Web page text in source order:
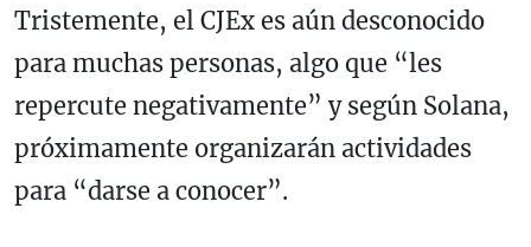
Tristemente, el CJEx es aún desconocido
para muchas personas, algo que “les
repercute negativamente” y según Solana,
próximamente organizarán actividades
para “darse a conocer”.